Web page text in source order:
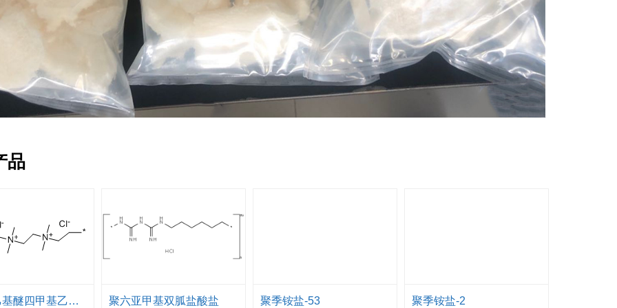
品
聚二氯乙基醚四甲基乙二胺 聚六亚甲基双胍盐酸盐 聚季铵盐-53 聚季铵盐-2